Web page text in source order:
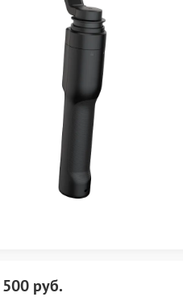
500 руб.